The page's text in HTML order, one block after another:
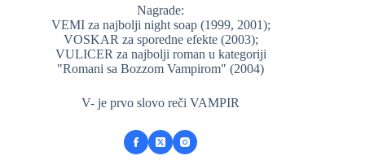
Nagrade:
VEMI za najbolji night soap (1999, 2001);
VOSKAR za sporedne efekte (2003);
VULICER za najbolji roman u kategoriji
"Romani sa Bozzom Vampirom" (2004)
V- je prvo slovo reči VAMPIR